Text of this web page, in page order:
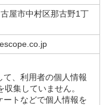
屋市中村区那古野1丁
て、利用者の個人情報
収集していません。
ートなどで個人情報を